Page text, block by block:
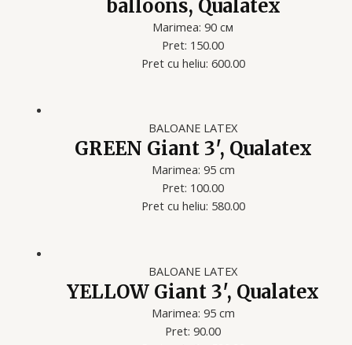
balloons, Qualatex
Marimea: 90 см
Pret: 150.00
Pret cu heliu: 600.00
BALOANE LATEX
GREEN Giant 3′, Qualatex
Marimea: 95 cm
Pret: 100.00
Pret cu heliu: 580.00
BALOANE LATEX
YELLOW Giant 3′, Qualatex
Marimea: 95 cm
Pret: 90.00